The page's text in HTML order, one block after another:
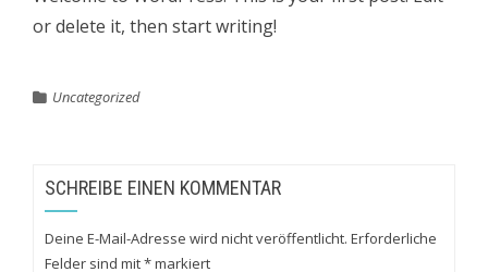
or delete it, then start writing!
Uncategorized
SCHREIBE EINEN KOMMENTAR
Deine E-Mail-Adresse wird nicht veröffentlicht. Erforderliche
Felder sind mit*markiert